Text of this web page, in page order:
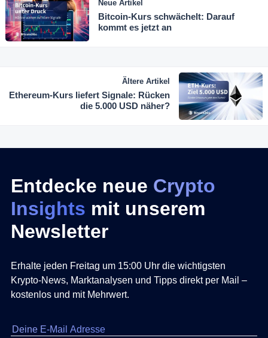
Neue Artikel
Bitcoin-Kurs schwächelt: Darauf
kommt es jetzt an
Ältere Artikel
Ethereum-Kurs liefert Signale: Rücken
die 5.000 USD näher?
Entdecke neue Crypto
Insights mit unserem
Newsletter
Erhalte jeden Freitag um 15:00 Uhr die wichtigsten
Krypto-News, Marktanalysen und Tipps direkt per Mail –
kostenlos und mit Mehrwert.